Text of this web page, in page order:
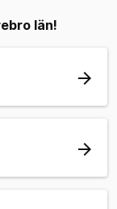
län!
arrow_forward
arrow_forward